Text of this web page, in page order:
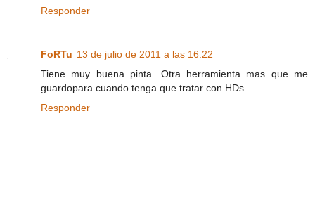
Responder
FoRTu 13 de julio de 2011 a las 16:22
Tiene muy buena pinta. Otra herramienta mas que me
guardopara cuando tenga que tratar con HDs.
Responder